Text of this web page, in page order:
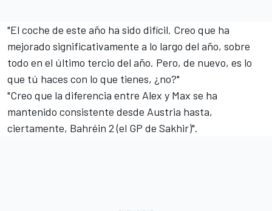
"El coche de este año ha sido difícil. Creo que ha
mejorado significativamente a lo largo del año, sobre
todo en el último tercio del año. Pero, de nuevo, es lo
que tú haces con lo que tienes, ¿no?"
"Creo que la diferencia entre Alex y Max se ha
mantenido consistente desde Austria hasta,
ciertamente, Bahréin 2 (el GP de Sakhir)".